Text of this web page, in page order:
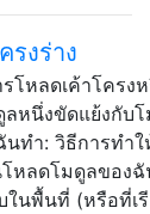
รงร่าง
โหลดเค้าโครง
ลหนึ่งขัดแย้งกับ
ทำ: วิธีการทำ
หลดโมดูลของฉั
นพื้นที่ (หรือที่เรี